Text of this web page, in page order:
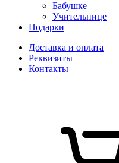
Бабушке
Учительнице
Подарки
Доставка и оплата
Реквизиты
Контакты